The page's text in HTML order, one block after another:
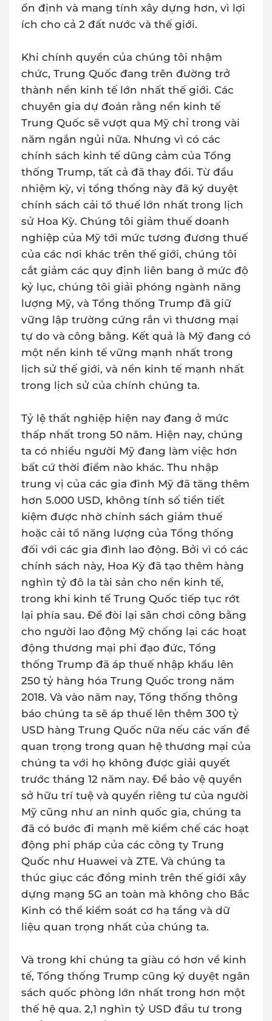
ổn định và mang tính xây dựng hơn, vì lợi
ích cho cả 2 đất nước và thế giới.
Khi chính quyền của chúng tôi nhậm
chức, Trung Quốc đang trên đường trở
thành nền kinh tế lớn nhất thế giới. Các
chuyên gia dự đoán rằng nền kinh tế
Trung Quốc sẽ vượt qua Mỹ chỉ trong vài
năm ngắn ngủi nữa. Nhưng vì có các
chính sách kinh tế dũng cảm của Tổng
thống Trump, tất cả đã thay đổi. Từ đầu
nhiệm kỳ, vị tổng thống này đã ký duyệt
chính sách cải tổ thuế lớn nhất trong lịch
sử Hoa Kỳ. Chúng tôi giảm thuế doanh
nghiệp của Mỹ tới mức tương đương thuế
của các nơi khác trên thế giới, chúng tôi
cắt giảm các quy định liên bang ở mức độ
kỷ lục, chúng tôi giải phóng ngành năng
lượng Mỹ, và Tổng thống Trump đã giữ
vững lập trường cứng rắn vì thương mại
tự do và công bằng. Kết quả là Mỹ đang có
một nền kinh tế vững mạnh nhất trong
lịch sử thế giới, và nền kinh tế mạnh nhất
trong lịch sử của chính chúng ta.
Tỷ lệ thất nghiệp hiện nay đang ở mức
thấp nhất trong 50 năm. Hiện nay, chúng
ta có nhiều người Mỹ đang làm việc hơn
bất cứ thời điểm nào khác. Thu nhập
trung vị của các gia đình Mỹ đã tăng thêm
hơn 5.000 USD, không tính số tiền tiết
kiệm được nhờ chính sách giảm thuế
hoặc cải tổ năng lượng của Tổng thống
đối với các gia đình lao động. Bởi vì có các
chính sách này, Hoa Kỳ đã tạo thêm hàng
nghìn tỷ đô la tài sản cho nền kinh tế,
trong khi kinh tế Trung Quốc tiếp tục rớt
lại phía sau. Để đòi lại sân chơi công bằng
cho người lao động Mỹ chống lại các hoạt
động thương mại phi đạo đức, Tổng
thống Trump đã áp thuế nhập khẩu lên
250 tỷ hàng hóa Trung Quốc trong năm
2018. Và vào năm nay, Tổng thống thông
báo chúng ta sẽ áp thuế lên thêm 300 tỷ
USD hàng Trung Quốc nữa nếu các vấn đề
quan trọng trong quan hệ thương mại của
chúng ta với họ không được giải quyết
trước tháng 12 năm nay. Để bảo vệ quyền
sở hữu trí tuệ và quyền riêng tư của người
Mỹ cũng như an ninh quốc gia, chúng ta
đã có bước đi mạnh mẽ kiềm chế các hoạt
động phi pháp của các công ty Trung
Quốc như Huawei và ZTE. Và chúng ta
thúc giục các đồng minh trên thế giới xây
dựng mạng 5G an toàn mà không cho Bắc
Kinh có thể kiểm soát cơ hạ tầng và dữ
liệu quan trọng nhất của chúng ta.
Và trong khi chúng ta giàu có hơn về kinh
tế, Tổng thống Trump cũng ký duyệt ngân
sách quốc phòng lớn nhất trong hơn một
thế hệ qua. 2,1 nghìn tỷ USD đầu tư trong